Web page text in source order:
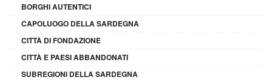
BORGHI AUTENTICI
CAPOLUOGO DELLA SARDEGNA
CITTÀ DI FONDAZIONE
CITTÀ E PAESI ABBANDONATI
SUBREGIONI DELLA SARDEGNA